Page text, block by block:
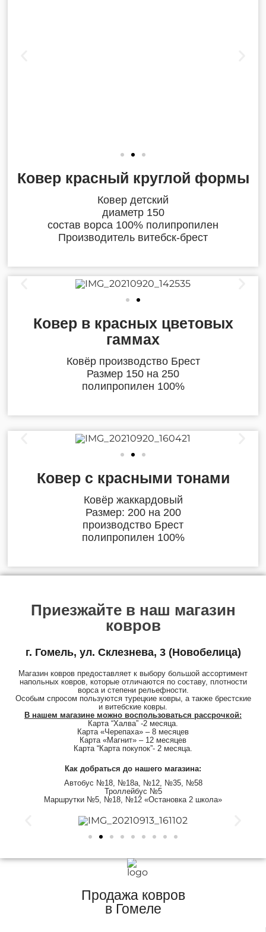
Ковер красный круглой формы
Ковер детский
диаметр 150
состав ворса 100% полипропилен
Производитель витебск-брест
Ковер в красных цветовых
гаммах
Ковёр производство Брест
Размер 150 на 250
полипропилен 100%
Ковер с красными тонами
Ковёр жаккардовый
Размер: 200 на 200
производство Брест
полипропилен 100%
Приезжайте в наш магазин
ковров
г. Гомель, ул. Склезнева, 3 (Новобелица)
Магазин ковров предоставляет к выбору большой ассортимент
напольных ковров, которые отличаются по составу, плотности
ворса и степени рельефности.
Особым спросом пользуются турецкие ковры, а также брестские
и витебские ковры.
В нашем магазине можно воспользоваться рассрочкой:
Карта “Халва” -2 месяца.
Карта «Черепаха» – 8 месяцев
Карта «Магнит» – 12 месяцев
Карта “Карта покупок”- 2 месяца.
Как добраться до нашего магазина:
Автобус №18, №18a, №12, №35, №58
Троллейбус №5
Маршрутки №5, №18, №12 «Остановка 2 школа»
Продажа ковров
в Гомеле